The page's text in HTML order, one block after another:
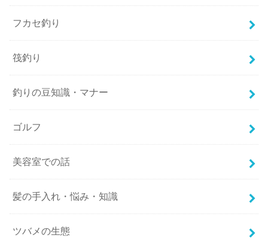
フカセ釣り
筏釣り
釣りの豆知識・マナー
ゴルフ
美容室での話
髪の手入れ・悩み・知識
ツバメの生態